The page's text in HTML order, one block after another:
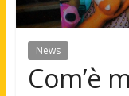
News
Com’è